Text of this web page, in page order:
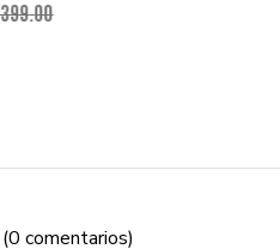
.00
(0 comentarios)